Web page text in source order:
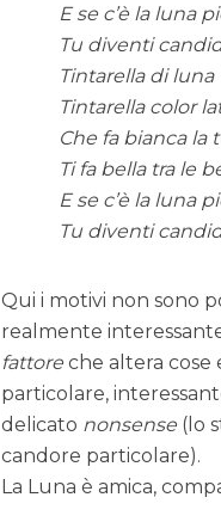
E se c’è la luna
Tu diventi
Tintarella di luna
Tintarella color
Che fa bianca la
Ti fa bella tra le
E se c’è la luna
Tu diventi
Qui i motivi non sono
realmente
fattore che altera cose
particolare,
delicato nonsense (lo
candore particolare).
La Luna è amica,